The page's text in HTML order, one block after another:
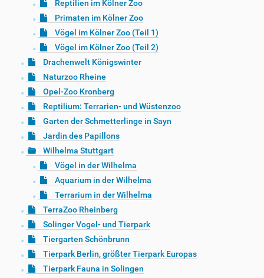
Reptilien im Kölner Zoo
Primaten im Kölner Zoo
Vögel im Kölner Zoo (Teil 1)
Vögel im Kölner Zoo (Teil 2)
Drachenwelt Königswinter
Naturzoo Rheine
Opel-Zoo Kronberg
Reptilium: Terrarien- und Wüstenzoo
Garten der Schmetterlinge in Sayn
Jardin des Papillons
Wilhelma Stuttgart
Vögel in der Wilhelma
Aquarium in der Wilhelma
Terrarium in der Wilhelma
TerraZoo Rheinberg
Solinger Vogel- und Tierpark
Tiergarten Schönbrunn
Tierpark Berlin, größter Tierpark Europas
Tierpark Fauna in Solingen